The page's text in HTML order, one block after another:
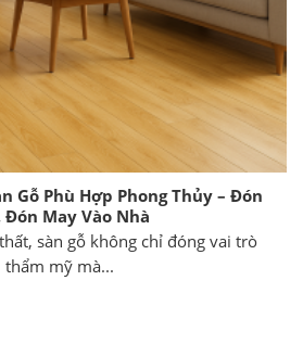
Gỗ Phù Hợp Phong Thủy – Đón
Đón May Vào Nhà
sàn gỗ không chỉ đóng vai trò
thẩm mỹ mà...